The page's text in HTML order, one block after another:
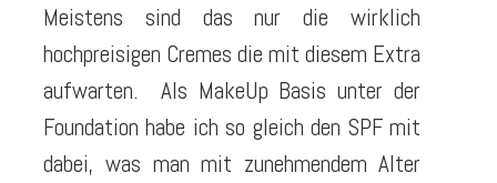
Meistens sind das nur die wirklich
hochpreisigen Cremes die mit diesem Extra
aufwarten. Als MakeUp Basis unter der
Foundation habe ich so gleich den SPF mit
dabei, was man mit zunehmendem Alter